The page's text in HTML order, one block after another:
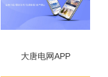
大唐电网APP